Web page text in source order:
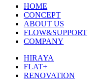
HOME
CONCEPT
ABOUT US
FLOW&SUPPORT
COMPANY
HIRAYA
FLAT+
RENOVATION